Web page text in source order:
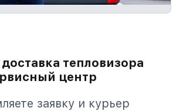
тепловизора
центр
заявку и курьер